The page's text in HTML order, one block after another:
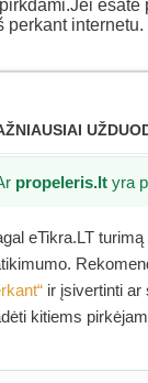
esate
perkant internetu.
propeleris.lt yra
eTikra.LT
ir įsivertinti ar
kitiems